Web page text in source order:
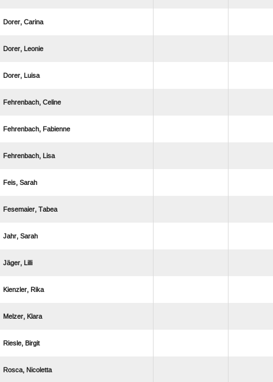
 
 
 
 
 
 
 
 
 
 
 
 
 
 